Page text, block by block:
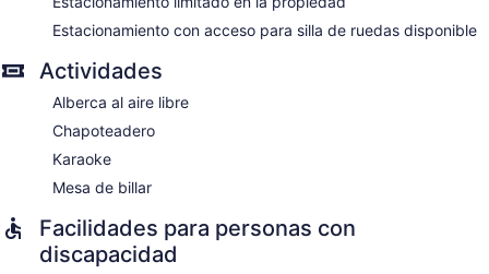
Estacionamiento con acceso para silla de ruedas disponible
Actividades
Alberca al aire libre
Chapoteadero
Karaoke
Mesa de billar
Facilidades para personas con
discapacidad